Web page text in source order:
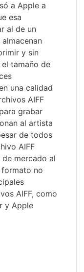
a Apple a
esa
al de un
y sin
tamaño de
una calidad
AIFF
grabar
al artista
de todos
AIFF
mercado al
formato no
AIFF, como
y Apple